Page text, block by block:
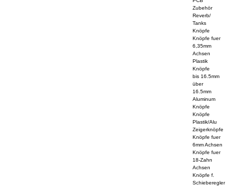
Zubehör
Reverb/
Tanks
Knöpfe
Knöpfe fuer
6,35mm
Achsen
Plastik
Knöpfe
bis 16.5mm
über
16.5mm
Aluminum
Knöpfe
Knöpfe
Plastik/Alu
Zeigerknöpfe
Knöpfe fuer
6mm Achsen
Knöpfe fuer
18-Zahn
Achsen
Knöpfe f.
Schieberegler